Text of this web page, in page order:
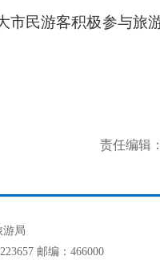
民游客积极参与旅
责任编辑
游局
邮编：466000